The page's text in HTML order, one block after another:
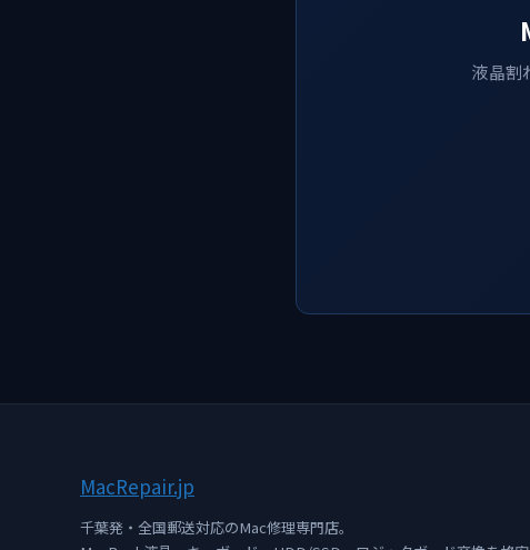
液晶割
MacRepair.jp
千葉発・全国郵送対応のMac修理専門店。